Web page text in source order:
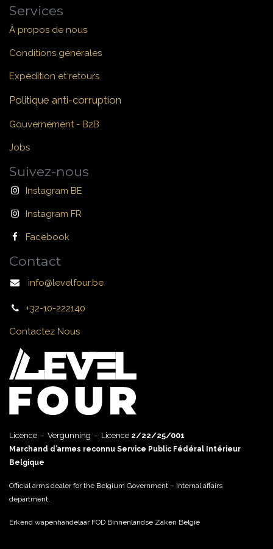
Services
À propos de nous
Conditions générales
Expédition et retours
Politique anti-corruption
Gouvernement - B2B
Jobs
Suivez-nous
Instagram BE
Instagram FR
Facebook
Contact
info@levelfour.be
+32-10-222140
Contactez Nous
Licence - Vergunning - Licence 2/22/25/001
Marchand d’armes reconnu Service Public Fédéral Intérieur
Belgique
Official arms dealer for the Belgium Government – Internal affairs
department.
Erkend wapenhandelaar FOD Binnenlandse Zaken België